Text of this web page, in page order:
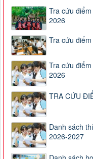
Tra cứu
2026
Tra cứu
Tra cứu
2026
TRA CỨU
Danh sách
2026-2027